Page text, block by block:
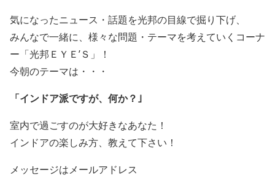
気になったニュース・話題を光邦の目線で掘り下げ、
みんなで一緒に、様々な問題・テーマを考えていくコーナ
ー「光邦ＥＹＥ’Ｓ」！
今朝のテーマは・・・
「インドア派ですが、何か？｣
室内で過ごすのが大好きなあなた！
インドアの楽しみ方、教えて下さい！
メッセージはメールアドレス